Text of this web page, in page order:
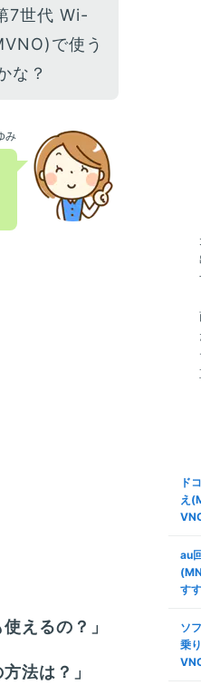
7世代 Wi-
で使う
な？
み
えるの？」
法は？」
ド
え
au
す
ソ
乗